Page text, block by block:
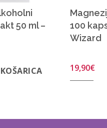
50 ml –
100
Wizard
19,90€